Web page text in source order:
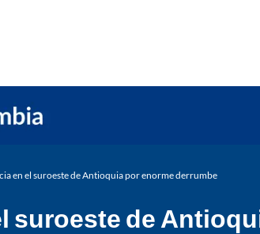
en el suroeste de Antioquia por enorme derrumbe
suroeste de